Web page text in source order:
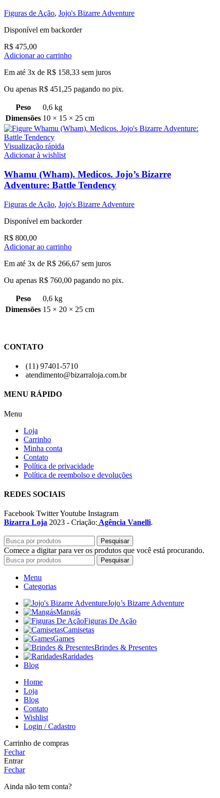
Figuras de Ação, Jojo's Bizarre Adventure
Disponível em backorder
R$ 475,00
Adicionar ao carrinho
Em até 3x de R$ 158,33 sem juros
Ou apenas R$ 451,25 pagando no pix.
Peso
0,6 kg
Dimensões 10 × 15 × 25 cm
Visualização rápida
Adicionar à wishlist
Whamu (Wham). Medicos. Jojo’s Bizarre
Adventure: Battle Tendency
Figuras de Ação, Jojo's Bizarre Adventure
Disponível em backorder
R$ 800,00
Adicionar ao carrinho
Em até 3x de R$ 266,67 sem juros
Ou apenas R$ 760,00 pagando no pix.
Peso
0,6 kg
Dimensões 15 × 20 × 25 cm
CONTATO
(11) 97401-5710
atendimento@bizarraloja.com.br
MENU RÁPIDO
Menu
Loja
Carrinho
Minha conta
Contato
Política de privacidade
Política de reembolso e devoluções
REDES SOCIAIS
Facebook TwitterYoutube Instagram
Bizarra Loja 2023 - Criação: Agência Vanelli.
Pesquisar
Comece a digitar para ver os produtos que você está procurando.
Pesquisar
Menu
Categorias
Jojo’s Bizarre Adventure
Mangás
Figuras De Ação
Camisetas
Games
Brindes & Presentes
Raridades
Blog
Home
Loja
Blog
Contato
Wishlist
Login / Cadastro
Carrinho de compras
Fechar
Entrar
Fechar
Ainda não tem conta?